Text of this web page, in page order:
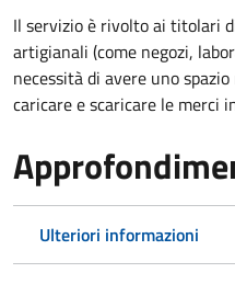
Il servizio è rivolto ai titolari
artigianali (come negozi,
necessità di avere uno
caricare e scaricare le merci
Ulteriori informazioni